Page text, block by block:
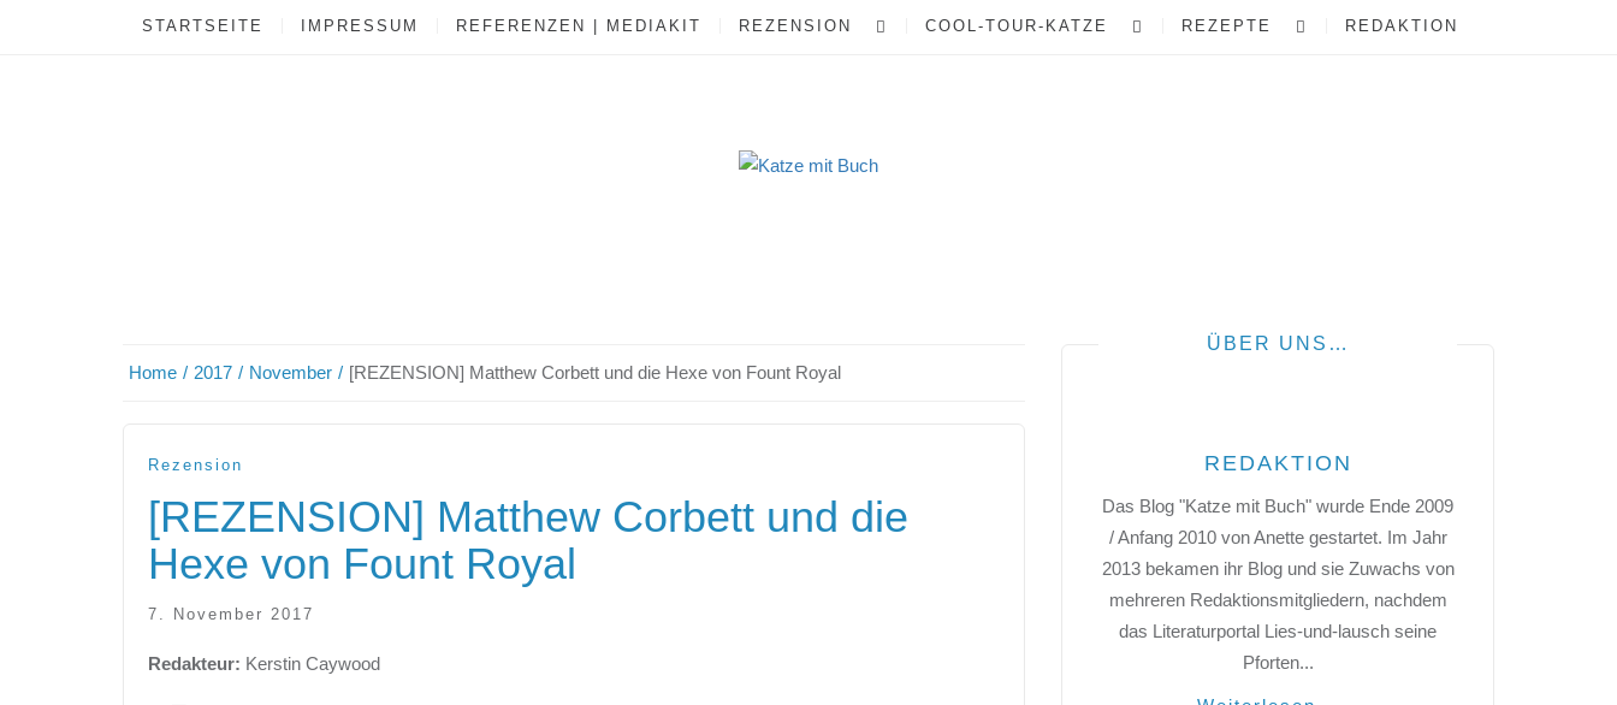
STARTSEITE IMPRESSUM REFERENZEN | MEDIAKIT REZENSION COOL-TOUR-KATZE REZEPTE REDAKTION
Home 2017 November [REZENSION] Matthew Corbett und die Hexe von Fount Royal
Rezension
[REZENSION] Matthew Corbett und die
Hexe von Fount Royal
7. November 2017
Redakteur: Kerstin Caywood
ÜBER UNS…
REDAKTION
Das Blog "Katze mit Buch" wurde Ende 2009
/ Anfang 2010 von Anette gestartet. Im Jahr
2013 bekamen ihr Blog und sie Zuwachs von
mehreren Redaktionsmitgliedern, nachdem
das Literaturportal Lies-und-lausch seine
Pforten...